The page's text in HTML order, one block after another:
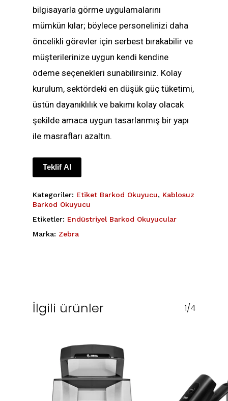
bilgisayarla görme uygulamalarını
mümkün kılar; böylece personelinizi daha
öncelikli görevler için serbest bırakabilir ve
müşterilerinize uygun kendi kendine
ödeme seçenekleri sunabilirsiniz. Kolay
kurulum, sektördeki en düşük güç tüketimi,
üstün dayanıklılık ve bakımı kolay olacak
şekilde amaca uygun tasarlanmış bir yapı
ile masrafları azaltın.
Teklif Al
Kategoriler: Etiket Barkod Okuyucu, Kablosuz
Barkod Okuyucu
Etiketler: Endüstriyel Barkod Okuyucular
Marka: Zebra
İlgili ürünler 1/4